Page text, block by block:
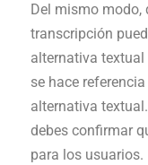
Del mismo modo,
transcripción
alternativa textual
se hace
alternativa
debes confirmar
para los usuarios.